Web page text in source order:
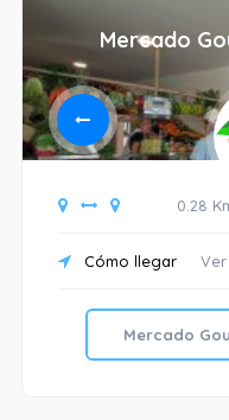
Mercado
0.28
Cómo llegar
Mercado